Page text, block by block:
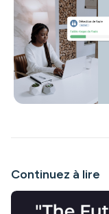
Continuez à lire